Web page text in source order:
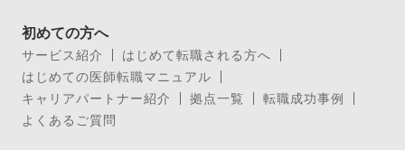
初めての方へ
サービス紹介
はじめて転職される方へ
はじめての医師転職マニュアル
キャリアパートナー紹介
拠点一覧
転職成功事例
よくあるご質問